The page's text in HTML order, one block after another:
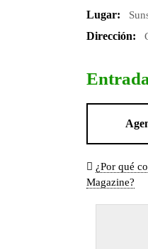
Lugar:
Dirección:
¿Por qué
Magazine?